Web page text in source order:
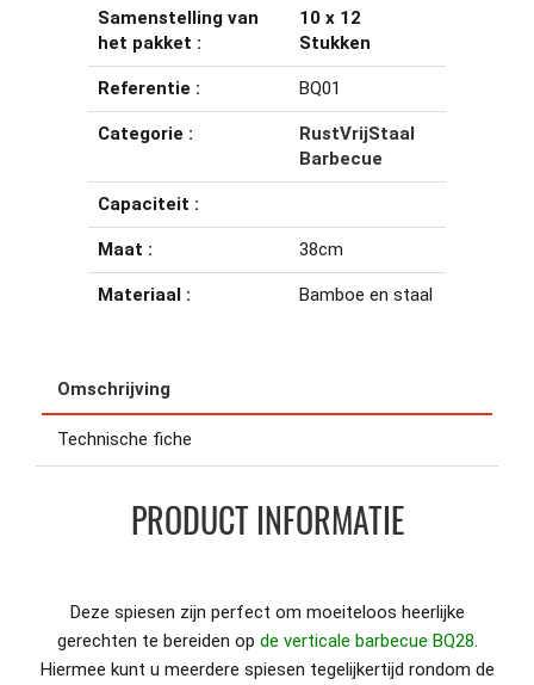
Samenstelling van
het pakket :
10 x 12
Stukken
Referentie : BQ01
Categorie :
RustVrijStaal
Barbecue
Capaciteit :
Maat : 38cm
Materiaal : Bamboe en staal
Omschrijving
Technische fiche
PRODUCT INFORMATIE
Deze spiesen zijn perfect om moeiteloos heerlijke
gerechten te bereiden op de verticale barbecue BQ28.
Hiermee kunt u meerdere spiesen tegelijkertijd rondom de